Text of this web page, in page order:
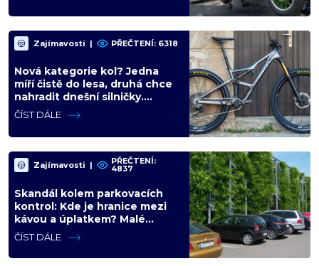
Zajímavosti | PŘEČTENÍ: 6318
Nová kategorie kol? Jedna
míří čistě do lesa, druhá chce
nahradit dnešní silničky.
Cyklisté mají rozporuplné
názory
ČÍST DÁLE
Zajímavosti | PŘEČTENÍ:
4837
Skandál kolem parkovacích
kontrol: Kde je hranice mezi
kávou a úplatkem? Malé
město, malá výhoda, velký
problém
ČÍST DÁLE